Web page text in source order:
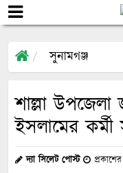
সুনামগঞ্জ
শাল্লা উপজেলা
ইসলামের কর্মী
দ্যা সিলেট পোস্ট